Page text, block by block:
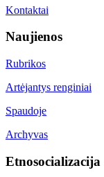
Kontaktai
Naujienos
Rubrikos
Artėjantys renginiai
Spaudoje
Archyvas
Etnosocializacija